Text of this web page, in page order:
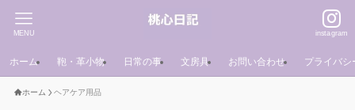
instagram
MENU
ホーム 鞄・革小物 日常の事 文房具 お問い合わせ プライバシ
ホーム ヘアケア用品